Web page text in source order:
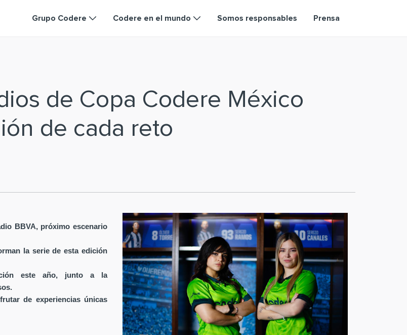
Grupo Codere Codere en el mundo Somos responsables Prensa
de Copa Codere México
de cada reto
BBVA, próximo escenario
la serie de esta edición
este año, junto a la
de experiencias únicas